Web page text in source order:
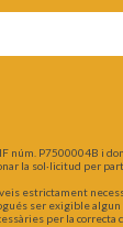
núm. P7500004B i
la sol·licitud per
estrictament
ser exigible
per la correcta